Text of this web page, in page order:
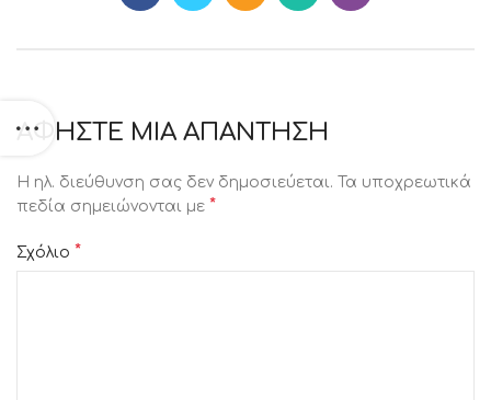
ΑΦΉΣΤΕ ΜΙΑ ΑΠΆΝΤΗΣΗ
Η ηλ. διεύθυνση σας δεν δημοσιεύεται.
Τα υποχρεωτικά
πεδία σημειώνονται με *
Σχόλιο *